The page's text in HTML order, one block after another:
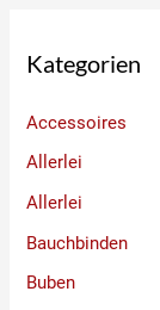
Kategorien
Accessoires
Allerlei
Allerlei
Bauchbinden
Buben